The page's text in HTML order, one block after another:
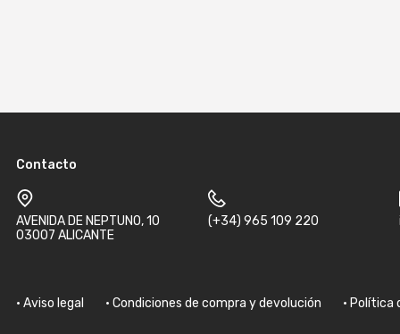
Contacto
AVENIDA DE NEPTUNO, 10
03007 ALICANTE
(+34) 965 109 220
Aviso legal Condiciones de compra y devolución Política